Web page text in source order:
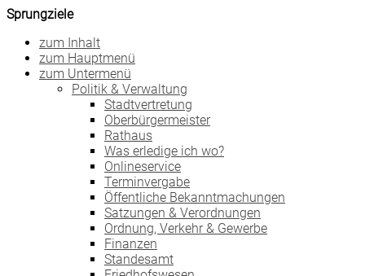
Sprungziele
zum Inhalt
zum Hauptmenü
zum Untermenü
Politik & Verwaltung
Stadtvertretung
Oberbürgermeister
Rathaus
Was erledige ich wo?
Onlineservice
Terminvergabe
Öffentliche Bekanntmachungen
Satzungen & Verordnungen
Ordnung, Verkehr & Gewerbe
Finanzen
Standesamt